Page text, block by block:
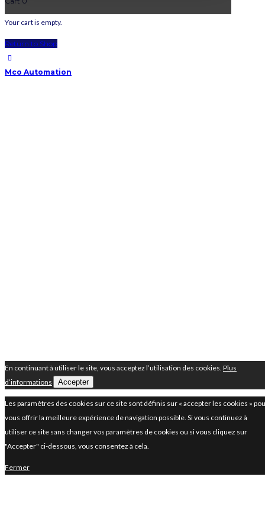
Your cart is empty.
Return to Shop
Mco Automation
En continuant à utiliser le site, vous acceptez l’utilisation des cookies. Plus
d’informations
Accepter
Les paramètres des cookies sur ce site sont définis sur « accepter les cookies »
vous offrir la meilleure expérience de navigation possible. Si vous continuez à
utiliser ce site sans changer vos paramètres de cookies ou si vous cliquez sur
"Accepter" ci-dessous, vous consentez à cela.
Fermer